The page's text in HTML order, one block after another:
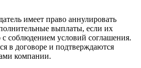
имеет право аннулировать
выплаты, если их
с соблюдением условий соглашения.
в договоре и подтверждаются
компании.